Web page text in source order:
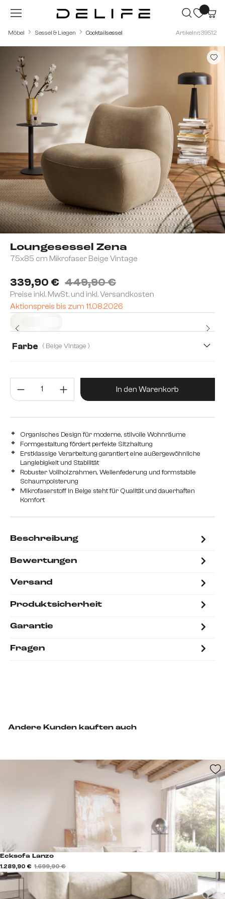
Zum Hauptinhalt springen
Möbel Sessel & Liegen Cocktailsessel Artikelnr.: 39512
Loungesessel Zena
75x85 cm Mikrofaser Beige Vintage
339,90 € 449,90 €
Preise inkl. MwSt. und inkl. Versandkosten
Aktionspreis bis zum 11.08.2026
Farbe ( Beige Vintage )
Produkt Anzahl: Gib den
In den Warenkorb
Organisches Design für moderne, stilvolle Wohnräume
Formgestaltung fördert perfekte Sitzhaltung
Erstklassige Verarbeitung garantiert eine außergewöhnliche
Langlebigkeit und Stabilität
Robuster Vollholzrahmen, Wellenfederung und formstabile
Schaumpolsterung
Mikrofaserstoff in Beige steht für Qualität und dauerhaften
Komfort
Beschreibung
Bewertungen
Versand
Produktsicherheit
Garantie
Fragen
Andere Kunden kauften auch
Ecksofa Lanzo
1.289,90 € 1.699,90 €